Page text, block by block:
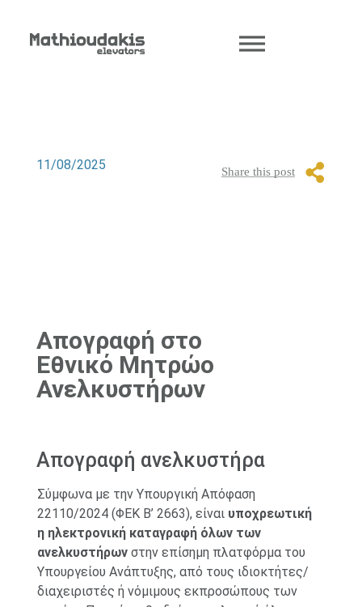
11/08/2025
Απογραφή στο
Εθνικό Μητρώο
Ανελκυστήρων
Aπογραφή ανελκυστήρα
Σύμφωνα με την Υπουργική Απόφαση
22110/2024 (ΦΕΚ Β’ 2663), είναι υποχρεωτική
η ηλεκτρονική καταγραφή όλων των
ανελκυστήρωνστην επίσημη πλατφόρμα του
Υπουργείου Ανάπτυξης, από τους ιδιοκτήτες/
διαχειριστές ή νόμιμους εκπροσώπους των